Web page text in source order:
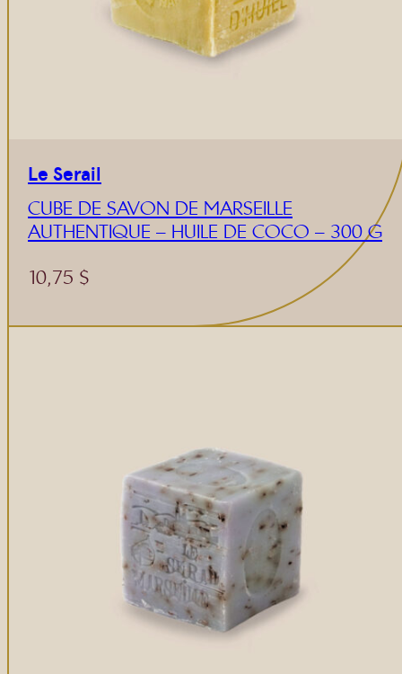
Le Serail
CUBE DE SAVON DE MARSEILLE
AUTHENTIQUE – HUILE DE COCO – 300 G
10,75 $